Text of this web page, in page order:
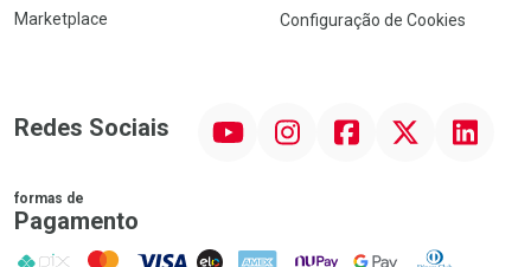
Marketplace
Configuração de Cookies
Redes Sociais InstagramFacebook Linkedin
formas de
Pagamento
PIX MasterCard
VISA ELO AMEX NuPay Google PayDiners Club